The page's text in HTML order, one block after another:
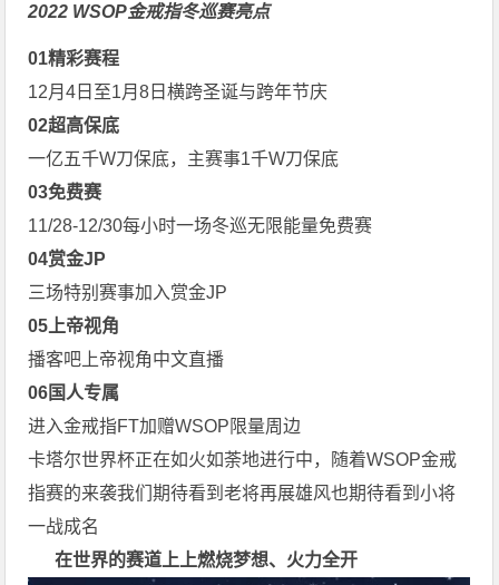
2022 WSOP金戒指冬巡赛亮点
01精彩赛程
12月4日至1月8日横跨圣诞与跨年节庆
02超高保底
一亿五千W刀保底，主赛事1千W刀保底
03免费赛
11/28-12/30每小时一场冬巡无限能量免费赛
04赏金JP
三场特别赛事加入赏金JP
05 上帝视角
播客吧上帝视角中文直播
06国人专属
进入金戒指FT加赠WSOP限量周边
卡塔尔世界杯正在如火如荼地进行中，随着WSOP金戒
指赛的来袭我们期待看到老将再展雄风也期待看到小将
一战成名
在世界的赛道上上燃烧梦想、火力全开